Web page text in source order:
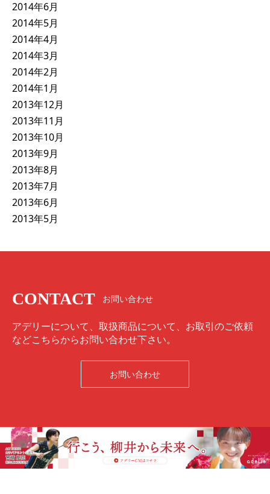
2014年6月
2014年5月
2014年4月
2014年3月
2014年2月
2014年1月
2013年12月
2013年11月
2013年10月
2013年9月
2013年8月
2013年7月
2013年6月
2013年5月
CONTACT お問い合わせ
アデリーについて、取扱商品について、お取引のご依頼
などこちらからお問い合わせ下さい。
お問い合わせ